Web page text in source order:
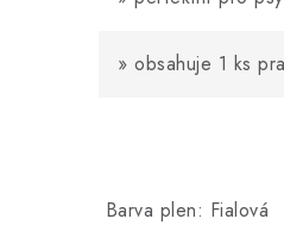
» obsahuje 1 ks
Barva plen: Fialová